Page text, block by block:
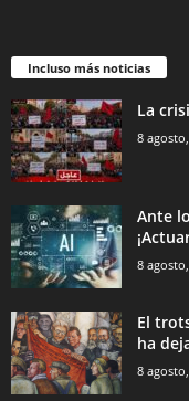
Incluso más noticias
La
8
Ante
8
El
ha
8